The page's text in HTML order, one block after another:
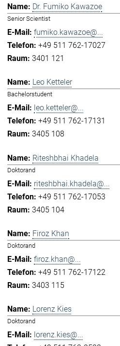
Dr. Fumiko Kawazoe
Senior Scientist
fumiko.kawazoe@...
+49 511 762-17027
3401 121
Leo Ketteler
Bachelorstudent
leo.ketteler@...
+49 511 762-17131
3405 108
Riteshbhai Khadela
Doktorand
riteshbhai.khadela@...
+49 511 762-17053
3405 104
Firoz Khan
Doktorand
firoz.khan@...
+49 511 762-17122
3403 115
Lorenz Kies
Doktorand
lorenz.kies@...